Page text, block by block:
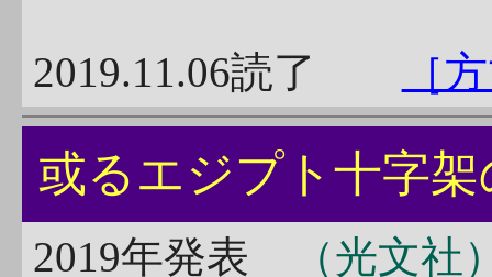
2019.11.06読了 ［
或るエジプト十
2019年発表
（光文社